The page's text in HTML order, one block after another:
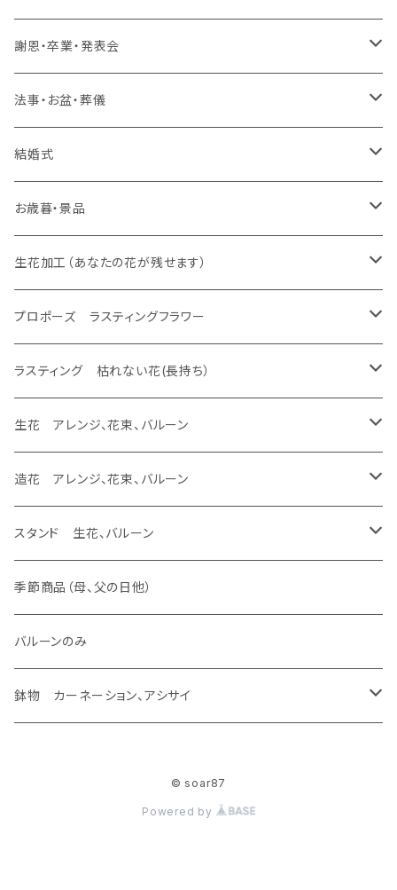
スタンド 生花
スタンド 生花、バルーン
バルーンのみ
プロポーズ ラスティングフラワー
ドーム
フレーム
ラスティング アレンジ、枯れない花
スタンド 生花
スタンド 生花、バルーン
バルーンのみ
生花 アレンジ
ラスティング 花束、枯れない花
ラスティング アレンジ、枯れない花
スタンド 生花
スタンド 生花、バルーン
バルーンのみ
生花 アレンジ、バルーン
生花 アレンジ
造花 アレンジ、花束、バルーン
ラスティング 花束、枯れない花
ラスティング アレンジ、枯れない花
スタンド 生花
スタンド 生花、バルーン
バルーンのみ
生花 アレンジ、花束、バルーン
生花 アレンジ、バルーン
生花 アレンジ
造花 アレンジ、花束、バルーン
ラスティング 花束、枯れない花
ラスティング アレンジ、枯れない花
スタンド 生花
スタンド 生花、バルーン
バルーンのみ
謝恩・卒業・発表会
生花 アレンジ、花束、バルーン
生花 アレンジ、バルーン
生花 アレンジ
造花 アレンジ、花束、バルーン
ラスティング 花束、枯れない花
ラスティング アレンジ、枯れない花
スタンド 生花
スタンド 生花、バルーン
バルーンのみ
法事・お盆・葬儀
生花 アレンジ、花束、バルーン
生花 アレンジ、バルーン
生花 アレンジ
造花 アレンジ、花束、バルーン
ラスティング 花束、枯れない花
ラスティング アレンジ、枯れない花
スタンド 生花
スタンド 生花、バルーン
バルーンのみ
結婚式
生花 アレンジ、花束、バルーン
生花 アレンジ、バルーン
生花 アレンジ
造花 アレンジ、花束、バルーン
ラスティング 花束、枯れない花
ラスティング アレンジ、枯れない花
スタンド 生花
スタンド 生花、バルーン
バルーンのみ
生花加工（あなたの花が残せます）
あなたの花が残せます ドーム
あなたの花が残せます フレーム
あなたの花が残せます エッチング
お歳暮・景品
生花 アレンジ、花束、バルーン
生花 アレンジ、バルーン
生花 アレンジ
造花 アレンジ、花束、バルーン
ラスティング 花束、枯れない花
ラスティング アレンジ、枯れない花
スタンド 生花
スタンド 生花、バルーン
バルーンのみ
生花加工（あなたの花が残せます）
あなたの花が残せます ドーム
あなたの花が残せます フレーム
あなたの花が残せます フラージュ
あなたの花が残せます エッチング
プロポーズ ラスティングフラワー
ドーム
フレーム
ラスティング 枯れない花(長持ち）
ラスティング アレンジ、バルーン
ラスティング 花束、バルーン
ラスティング アレンジ
ラスティング 花束
ラスティング 素材
生花 アレンジ、花束、バルーン
生花 アレンジ、バルーン
生花 アレンジ、ウェディング ヴーケ
生花 アレンジ
生花 花束、バルーン
生花 花束
造花 アレンジ、花束、バルーン
造花 アレンジ、バルーン
造花 アレンジ
造花 花束、バルーン
造花 花束
スタンド 生花、バルーン
スタンド 生花
スタンド 生花、バルーン
季節商品（母、父の日他）
バルーンのみ
鉢物 カーネーション、アシサイ
© soar87
Powered by